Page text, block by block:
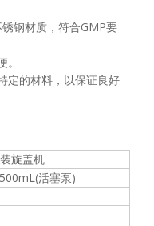
钢材质，符合GMP要
定的材料，以保证良好
旋盖机
活塞泵)